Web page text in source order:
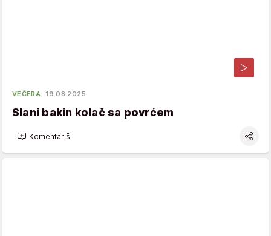
VEČERA 19.08.2025.
Slani bakin kolač sa povrćem
Komentariši